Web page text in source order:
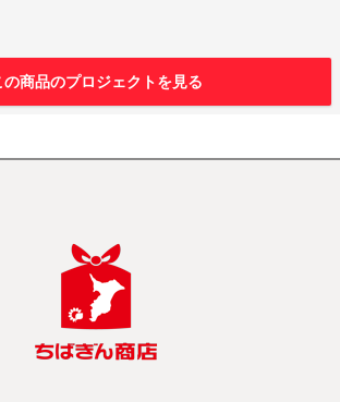
の商品のプロジェクトを見る